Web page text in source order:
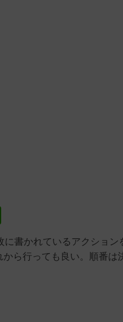
に書かれているアクション
から行っても良い。順番は